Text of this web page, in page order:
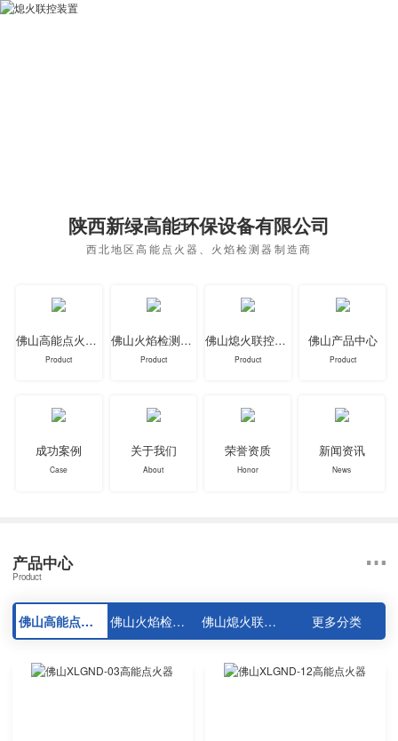
陕西新绿高能环保设备有限公司
西北地区高能点火器、火焰检测器制造商
佛山高能点火器系列
Product
佛山火焰检测器系列
Product
佛山熄火联控装置系列
Product
佛山产品中心
Product
成功案例
Case
关于我们
About
荣誉资质
Honor
新闻资讯
News
产品中心
Product
佛山高能点火器系列 佛山火焰检测器系列 佛山熄火联控装置系列 更多分类